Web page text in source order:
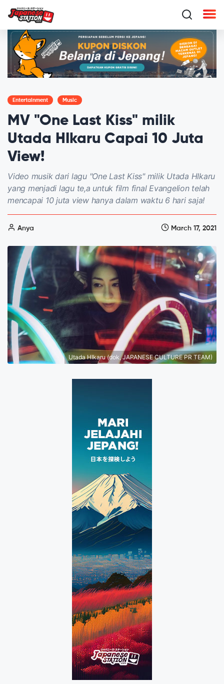
Entertainment Music
MV "One Last Kiss" milik
Utada HIkaru Capai 10 Juta
View!
Video musik dari lagu "One Last Kiss" milik Utada HIkaru
yang menjadi lagu te,a untuk film final Evangelion telah
mencapai 10 juta view hanya dalam waktu 6 hari saja!
Anya March 17, 2021
Utada HIkaru (dok, JAPANESE CULTURE PR TEAM)